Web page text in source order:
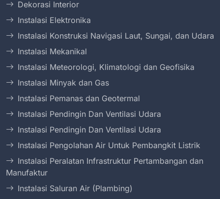
Dekorasi Interior
Instalasi Elektronika
Instalasi Konstruksi Navigasi Laut, Sungai, dan Udara
Instalasi Mekanikal
Instalasi Meteorologi, Klimatologi dan Geofisika
Instalasi Minyak dan Gas
Instalasi Pemanas dan Geotermal
Instalasi Pendingin Dan Ventilasi Udara
Instalasi Pendingin Dan Ventilasi Udara
Instalasi Pengolahan Air Untuk Pembangkit Listrik
Instalasi Peralatan Infrastruktur Pertambangan dan
Manufaktur
Instalasi Saluran Air (Plambing)